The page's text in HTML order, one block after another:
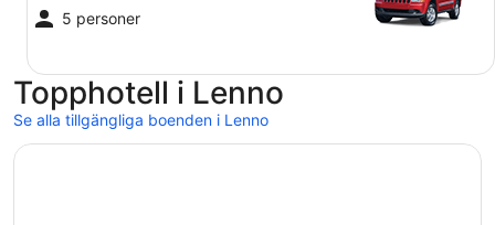
5 personer
Topphotell i Lenno
Se alla tillgängliga boenden i Lenno
Öppnas i ett nytt fönster
Albergo Lenno